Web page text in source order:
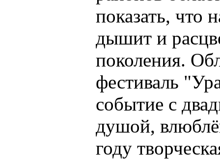
показать, что
дышит и
поколения.
фестиваль
событие с
душой,
году